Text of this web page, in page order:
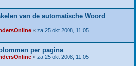
van de automatische Woord
« za 25 okt 2008, 11:05
per pagina
« za 25 okt 2008, 11:05